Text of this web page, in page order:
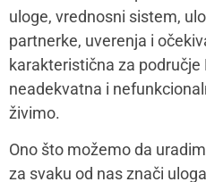
osećamo se zarobljeno i
Postoji svakako veliki
institucija da uspostave
edukacija lekara i
za majke i bebe pri
desi svaka od nas može
sebe i svoj partnerski